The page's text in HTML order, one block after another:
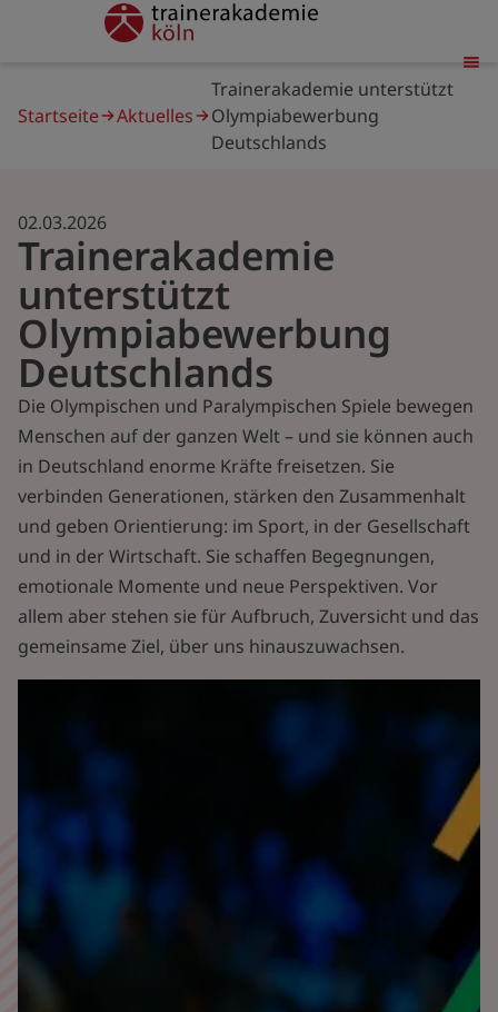
trainerakademie
Startseite
Aktuelles
Trainerakademie unterstützt
Olympiabewerbung
Deutschlands
Trainerakademie
unterstützt
Olympiabewerbung
Deutschlands
02.03.2026
Die Olympischen und Paralympischen Spiele bewegen
Menschen auf der ganzen Welt – und sie können auch
in Deutschland enorme Kräfte freisetzen. Sie
verbinden Generationen, stärken den Zusammenhalt
und geben Orientierung: im Sport, in der Gesellschaft
und in der Wirtschaft. Sie schaffen Begegnungen,
emotionale Momente und neue Perspektiven. Vor
allem aber stehen sie für Aufbruch, Zuversicht und das
gemeinsame Ziel, über uns hinauszuwachsen.